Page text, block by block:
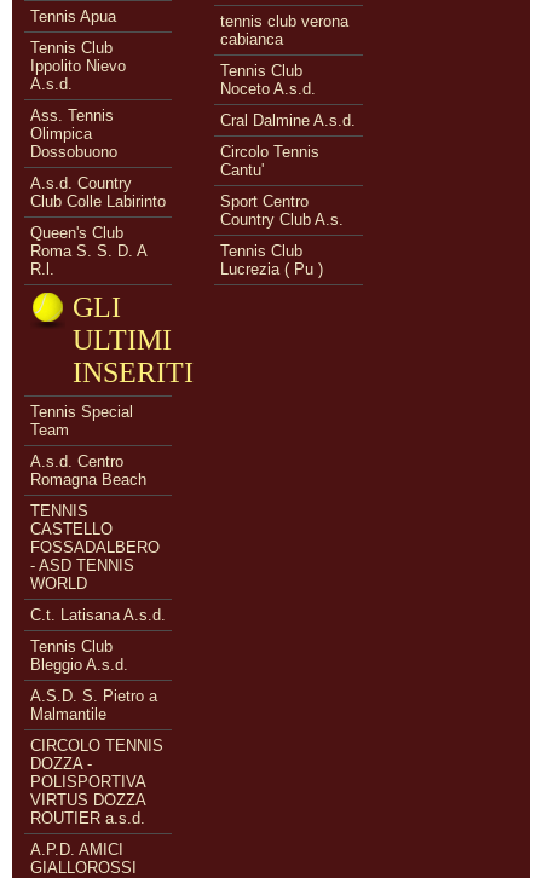
Tennis Apua
Tennis Club
Ippolito Nievo
A.s.d.
Ass. Tennis
Olimpica
Dossobuono
A.s.d. Country
Club Colle Labirinto
Queen's Club
Roma S. S. D. A
R.l.
tennis club verona
cabianca
Tennis Club
Noceto A.s.d.
Cral Dalmine A.s.d.
Circolo Tennis
Cantu'
Sport Centro
Country Club A.s.
Tennis Club
Lucrezia ( Pu )
GLI
ULTIMI
INSERITI
Tennis Special
Team
A.s.d. Centro
Romagna Beach
TENNIS
CASTELLO
FOSSADALBERO
- ASD TENNIS
WORLD
C.t. Latisana A.s.d.
Tennis Club
Bleggio A.s.d.
A.S.D. S. Pietro a
Malmantile
CIRCOLO TENNIS
DOZZA -
POLISPORTIVA
VIRTUS DOZZA
ROUTIER a.s.d.
A.P.D. AMICI
GIALLOROSSI